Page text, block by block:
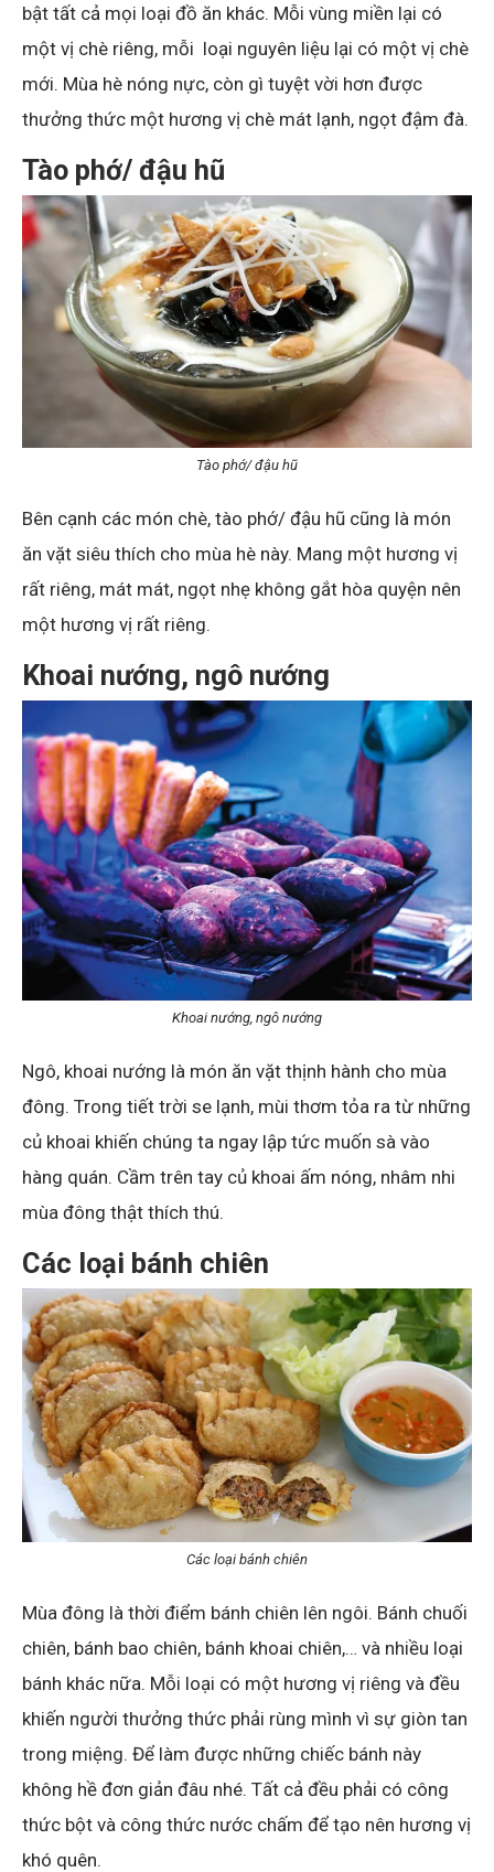
bật tất cả mọi loại đồ ăn khác. Mỗi vùng miền lại có
một vị chè riêng, mỗi loại nguyên liệu lại có một vị chè
mới. Mùa hè nóng nực, còn gì tuyệt vời hơn được
thưởng thức một hương vị chè mát lạnh, ngọt đậm đà.
Tào phớ/ đậu hũ
Tào phớ/ đậu hũ
Bên cạnh các món chè, tào phớ/ đậu hũ cũng là món
ăn vặt siêu thích cho mùa hè này. Mang một hương vị
rất riêng, mát mát, ngọt nhẹ không gắt hòa quyện nên
một hương vị rất riêng.
Khoai nướng, ngô nướng
Khoai nướng, ngô nướng
Ngô, khoai nướng là món ăn vặt thịnh hành cho mùa
đông. Trong tiết trời se lạnh, mùi thơm tỏa ra từ những
củ khoai khiến chúng ta ngay lập tức muốn sà vào
hàng quán. Cầm trên tay củ khoai ấm nóng, nhâm nhi
mùa đông thật thích thú.
Các loại bánh chiên
Các loại bánh chiên
Mùa đông là thời điểm bánh chiên lên ngôi. Bánh chuối
chiên, bánh bao chiên, bánh khoai chiên,… và nhiều loại
bánh khác nữa. Mỗi loại có một hương vị riêng và đều
khiến người thưởng thức phải rùng mình vì sự giòn tan
trong miệng. Để làm được những chiếc bánh này
không hề đơn giản đâu nhé. Tất cả đều phải có công
thức bột và công thức nước chấm để tạo nên hương vị
khó quên.